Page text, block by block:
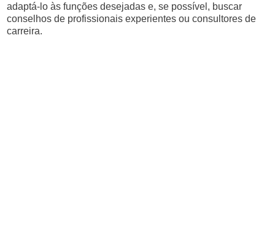
adaptá-lo às funções desejadas e, se possível, buscar
conselhos de profissionais experientes ou consultores de
carreira.